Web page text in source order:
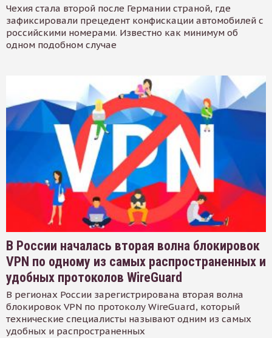
Чехия стала второй после Германии страной, где
зафиксировали прецедент конфискации автомобилей с
российскими номерами. Известно как минимум об
одном подобном случае
В России началась вторая волна блокировок
VPN по одному из самых распространенных и
удобных протоколов WireGuard
В регионах России зарегистрирована вторая волна
блокировок VPN по протоколу WireGuard, который
технические специалисты называют одним из самых
удобных и распространенных